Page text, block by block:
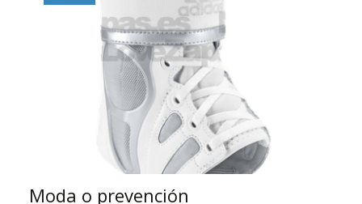
Moda o prevención